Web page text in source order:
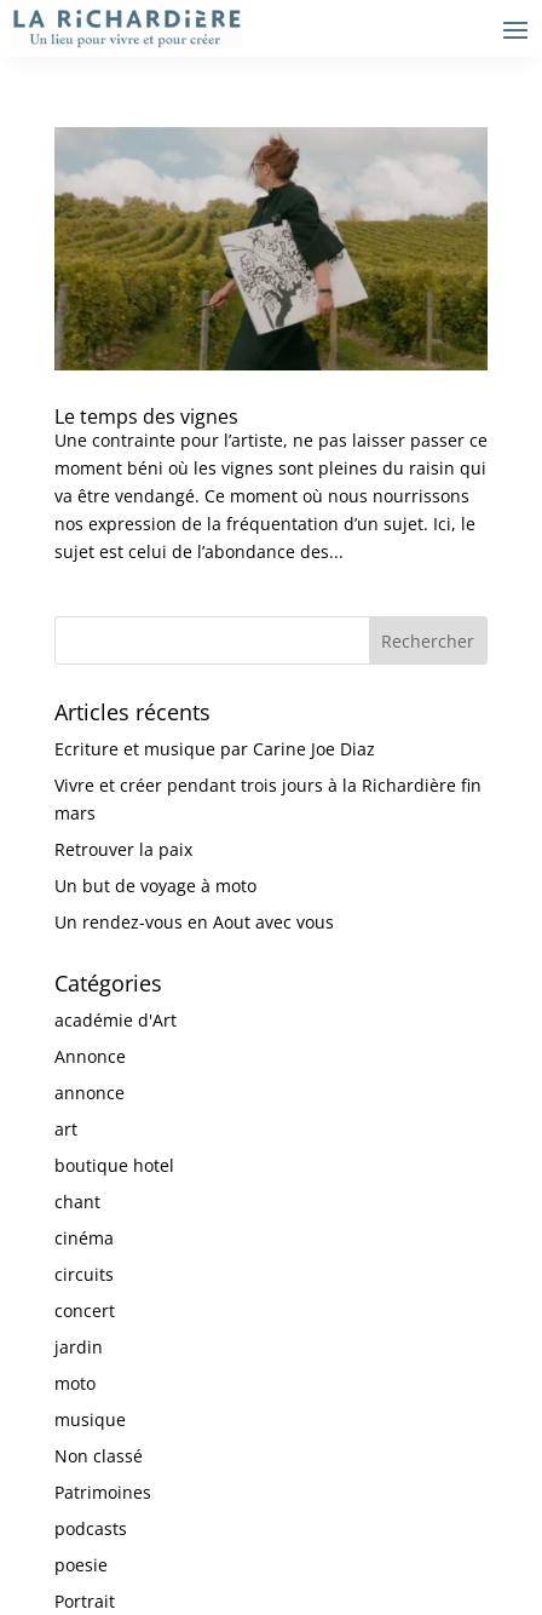
Le temps des vignes
Une contrainte pour l’artiste, ne pas laisser passer ce
moment béni où les vignes sont pleines du raisin qui
va être vendangé. Ce moment où nous nourrissons
nos expression de la fréquentation d’un sujet. Ici, le
sujet est celui de l’abondance des...
Articles récents
Ecriture et musique par Carine Joe Diaz
Vivre et créer pendant trois jours à la Richardière fin
mars
Retrouver la paix
Un but de voyage à moto
Un rendez-vous en Aout avec vous
Catégories
académie d'Art
Annonce
annonce
art
boutique hotel
chant
cinéma
circuits
concert
jardin
moto
musique
Non classé
Patrimoines
podcasts
poesie
Portrait